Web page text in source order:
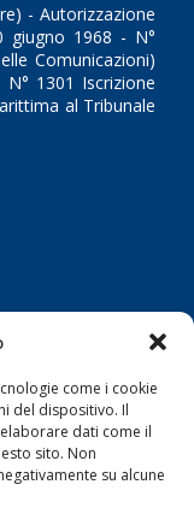
come i cookie
del dispositivo. Il
dati come il
sito. Non
su alcune
- Autorizzazione
giugno 1968 - N°
Comunicazioni)
1301 Iscrizione
al Tribunale